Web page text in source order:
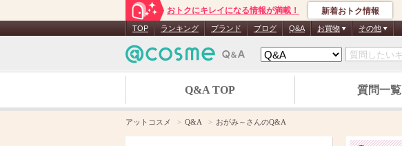
おトクにキレイになる情報が満載！ 新着おトク情報
TOP ランキング ブランド ブログ Q&A お買物 その他
Q&A TOP 質問一覧
アットコスメ Q&A おがみ～さんのQ&A